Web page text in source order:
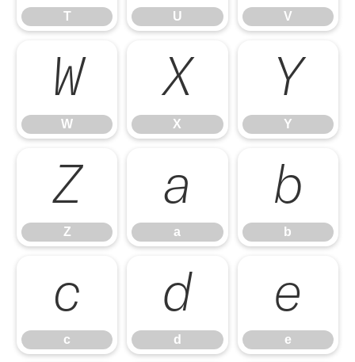
T U V
W
W
X
X
Y
Y
Z
Z
a
a
b
b
c
c
d
d
e
e